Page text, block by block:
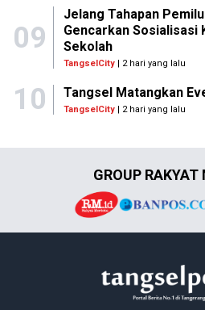
09
Jelang Tahapan
Gencarkan Sosialisasi
Sekolah
TangselCity| 2 hari yang lalu
10 Tangsel Matangkan
TangselCity | 2 hari yang lalu
GROUP RAKYAT